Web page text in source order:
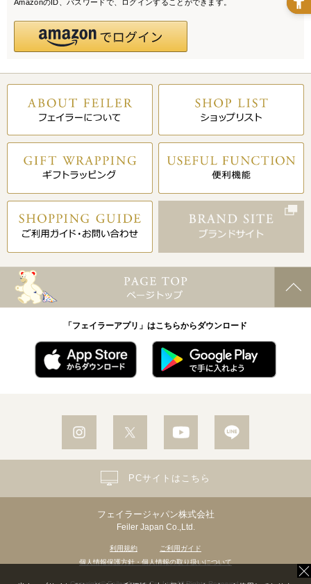
AmazonのID、パスワードで、ログインすることができます。
「フェイラーアプリ」はこちらからダウンロード
フェイラージャパン株式会社
Feiler Japan Co.,Ltd.
利用規約
ご利用ガイド
個人情報保護方針・個人情報の取り扱いについて
PCサイトはこちら